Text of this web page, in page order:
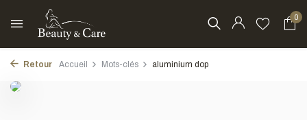
0
Retour Accueil Mots-clés aluminium dop